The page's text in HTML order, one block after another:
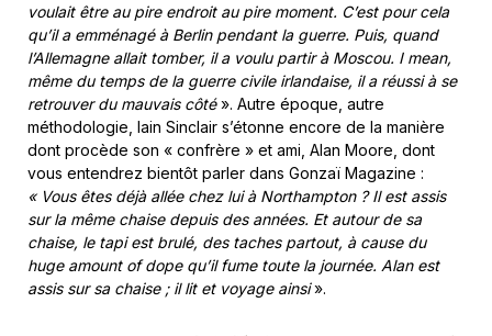
voulait être au pire endroit au pire moment. C’est pour cela
qu’il a emménagé à Berlin pendant la guerre. Puis, quand
l’Allemagne allait tomber, il a voulu partir à Moscou. I mean,
même du temps de la guerre civile irlandaise, il a réussi à se
retrouver du mauvais côté». Autre époque, autre
méthodologie, Iain Sinclair s’étonne encore de la manière
dont procède son « confrère » et ami, Alan Moore, dont
vous entendrez bientôt parler dans Gonzaï Magazine :
« Vous êtes déjà allée chez lui à Northampton ?Il est assis
sur la même chaise depuis des années. Et autour de sa
chaise, le tapi est brulé, des taches partout, à cause du
huge amount of dope qu’il fume toute la journée. Alan est
assis sur sa chaise ; il lit et voyage ainsi».